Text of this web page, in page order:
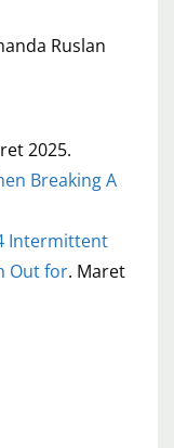
Ruslan
2025.
Breaking A
Intermittent
Out for. Maret